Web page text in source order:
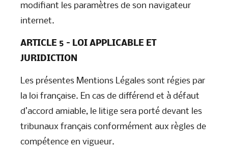
modifiant les paramètres de son navigateur
internet.
ARTICLE 5 – LOI APPLICABLE ET
JURIDICTION
Les présentes Mentions Légales sont régies par
la loi française. En cas de différend et à défaut
d’accord amiable, le litige sera porté devant les
tribunaux français conformément aux règles de
compétence en vigueur.